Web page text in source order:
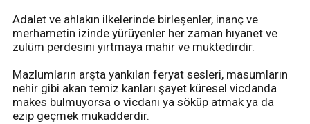
Adalet ve ahlakın ilkelerinde birleşenler, inanç ve
merhametin izinde yürüyenler her zaman hıyanet ve
zulüm perdesini yırtmaya mahir ve muktedirdir.
Mazlumların arşta yankılan feryat sesleri, masumların
nehir gibi akan temiz kanları şayet küresel vicdanda
makes bulmuyorsa o vicdanı ya söküp atmak ya da
ezip geçmek mukadderdir.